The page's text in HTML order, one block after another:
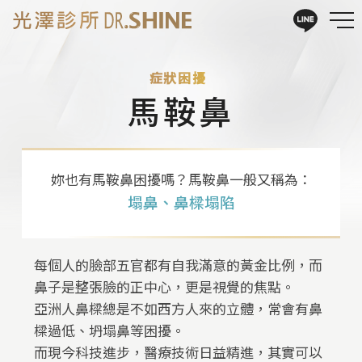
症狀困擾
馬鞍鼻
妳也有馬鞍鼻困擾嗎？馬鞍鼻一般又稱為：
塌鼻、鼻樑塌陷
每個人的臉部五官都有自我滿意的黃金比例，而
鼻子是整張臉的正中心，更是視覺的焦點。
亞洲人鼻樑總是不如西方人來的立體，常會有鼻
樑過低、坍塌鼻等困擾。
而現今科技進步，醫療技術日益精進，其實可以